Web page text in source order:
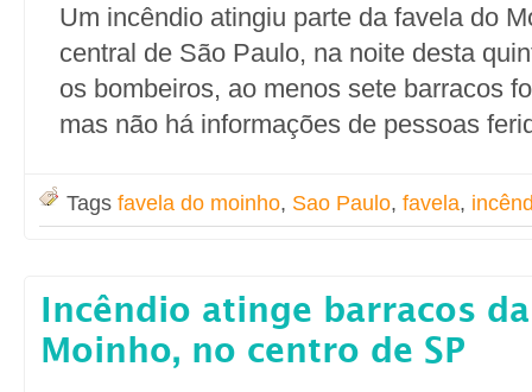
Um incêndio atingiu parte da favela do
central de São Paulo, na noite desta
os bombeiros, ao menos sete barracos
mas não há informações de pessoas
Tags favela do moinho, Sao Paulo, favela,
Incêndio atinge barracos
Moinho, no centro de SP